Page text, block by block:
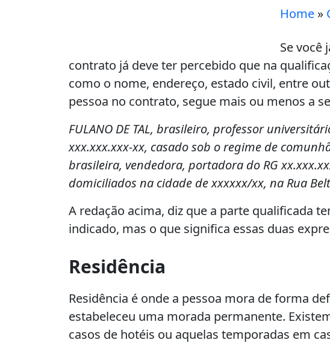
Home »
Se você
contrato já deve ter percebido que na
como o nome, endereço, estado civil, entre
pessoa no contrato, segue mais ou menos a
FULANO DE TAL, brasileiro, professor
xxx.xxx.xxx-xx, casado sob o regime de
brasileira, vendedora, portadora do RG
domiciliados na cidade de xxxxxx/xx, na Rua
A redação acima, diz que a parte qualificada
indicado, mas o que significa essas duas
Residência
Residência é onde a pessoa mora de forma
estabeleceu uma morada permanente.
casos de hotéis ou aquelas temporadas em